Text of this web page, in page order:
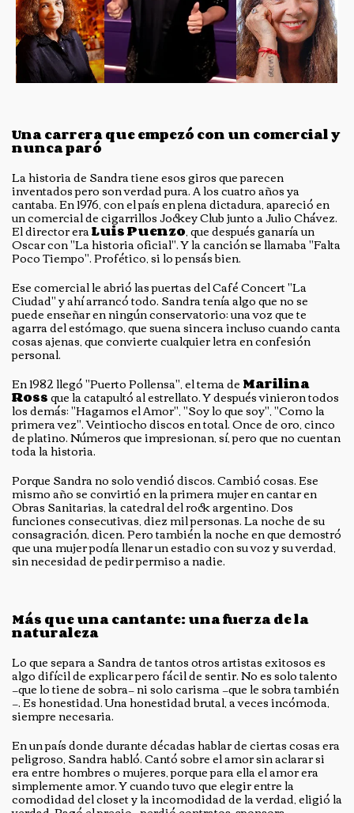
Una carrera que empezó con un comercial y
nunca paró
La historia de Sandra tiene esos giros que parecen
inventados pero son verdad pura. A los cuatro años ya
cantaba. En 1976, con el país en plena dictadura, apareció en
un comercial de cigarrillos Jockey Club junto a Julio Chávez.
El director eraLuis Puenzo, que después ganaría un
Oscar con "La historia oficial". Y la canción se llamaba "Falta
Poco Tiempo". Profético, si lo pensás bien.
Ese comercial le abrió las puertas del Café Concert "La
Ciudad" y ahí arrancó todo. Sandra tenía algo que no se
puede enseñar en ningún conservatorio: una voz que te
agarra del estómago, que suena sincera incluso cuando canta
cosas ajenas, que convierte cualquier letra en confesión
personal.
En 1982 llegó "Puerto Pollensa", el tema deMarilina
Rossque la catapultó al estrellato. Y después vinieron todos
los demás: "Hagamos el Amor", "Soy lo que soy", "Como la
primera vez". Veintiocho discos en total. Once de oro, cinco
de platino. Números que impresionan, sí, pero que no cuentan
toda la historia.
Porque Sandra no solo vendió discos. Cambió cosas. Ese
mismo año se convirtió en la primera mujer en cantar en
Obras Sanitarias, la catedral del rock argentino. Dos
funciones consecutivas, diez mil personas. La noche de su
consagración, dicen. Pero también la noche en que demostró
que una mujer podía llenar un estadio con su voz y su verdad,
sin necesidad de pedir permiso a nadie.
Más que una cantante: una fuerza de la
naturaleza
Lo que separa a Sandra de tantos otros artistas exitosos es
algo difícil de explicar pero fácil de sentir. No es solo talento
—que lo tiene de sobra— ni solo carisma —que le sobra también
—. Es honestidad. Una honestidad brutal, a veces incómoda,
siempre necesaria.
En un país donde durante décadas hablar de ciertas cosas era
peligroso, Sandra habló. Cantó sobre el amor sin aclarar si
era entre hombres o mujeres, porque para ella el amor era
simplemente amor. Y cuando tuvo que elegir entre la
comodidad del closet y la incomodidad de la verdad, eligió la